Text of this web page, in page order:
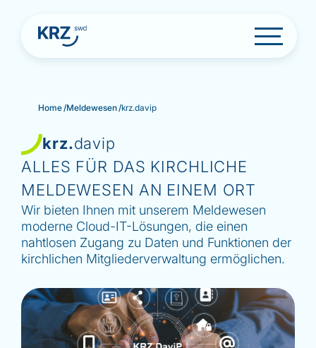
Home/Meldewesen/krz.davip
krz.davip
ALLES FÜR DAS KIRCHLICHE
MELDEWESEN AN EINEM ORT
Wir bieten Ihnen mit unserem Meldewesen
moderne Cloud-IT-Lösungen, die einen
nahtlosen Zugang zu Daten und Funktionen der
kirchlichen Mitgliederverwaltung ermöglichen.